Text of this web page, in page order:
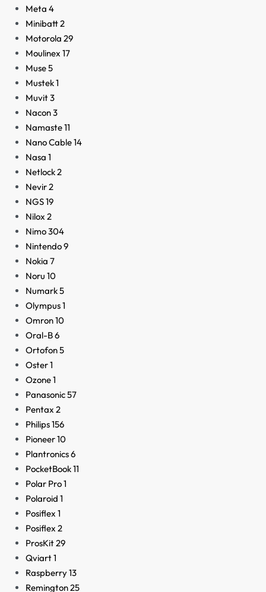
Meta 4
Minibatt2
Motorola 29
Moulinex 17
Muse5
Mustek1
Muvit3
Nacon3
Namaste11
Nano Cable14
Nasa 1
Netlock2
Nevir2
NGS19
Nilox 2
Nimo304
Nintendo9
Nokia 7
Noru 10
Numark5
Olympus1
Omron10
Oral-B6
Ortofon5
Oster1
Ozone1
Panasonic57
Pentax 2
Philips156
Pioneer10
Plantronics6
PocketBook11
Polar Pro1
Polaroid 1
Posiflex 1
Posiflex 2
ProsKit29
Qviart1
Raspberry13
Remington25